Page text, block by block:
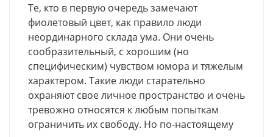
Те, кто в первую очередь замечают
фиолетовый цвет, как правило люди
неординарного склада ума. Они очень
сообразительный, с хорошим (но
специфическим) чувством юмора и тяжелым
характером. Такие люди старательно
охраняют свое личное пространство и очень
тревожно относятся к любым попыткам
ограничить их свободу. Но по-настоящему